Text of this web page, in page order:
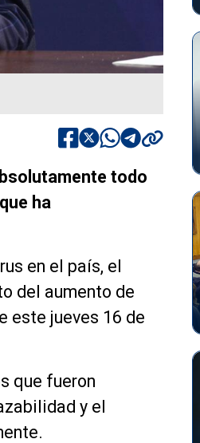
todo
ha
en el país, el
del aumento de
este jueves 16 de
que fueron
y el